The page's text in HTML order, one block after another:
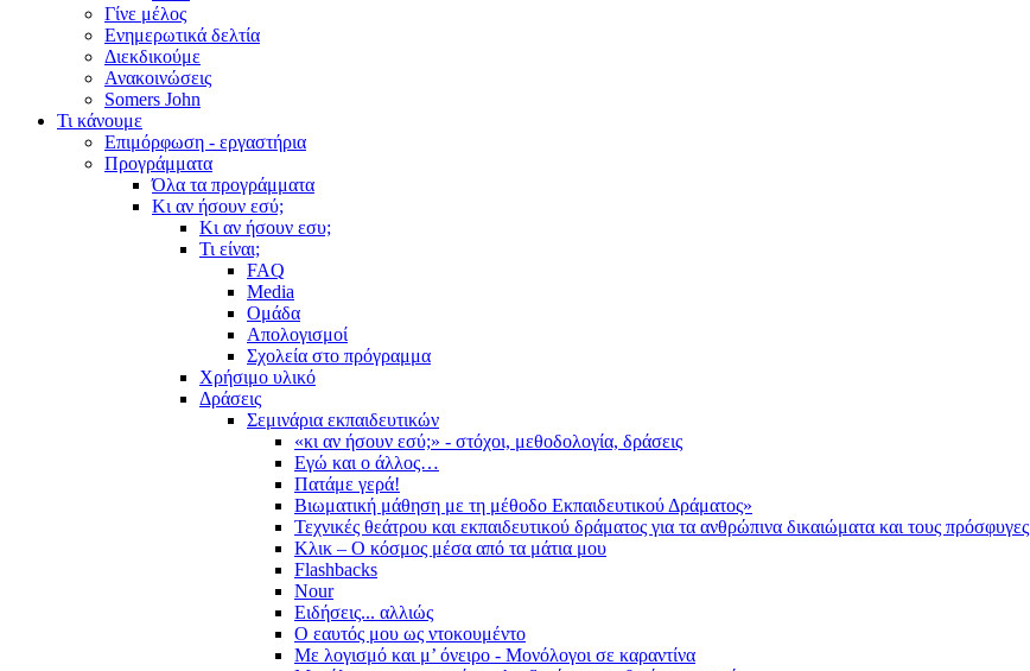
Γίνε μέλος
Ενημερωτικά δελτία
Διεκδικούμε
Ανακοινώσεις
Somers John
Τι κάνουμε
Επιμόρφωση - εργαστήρια
Προγράμματα
Όλα τα προγράμματα
Κι αν ήσουν εσύ;
Κι αν ήσουν εσυ;
Τι είναι;
FAQ
Media
Ομάδα
Απολογισμοί
Σχολεία στο πρόγραμμα
Χρήσιμο υλικό
Δράσεις
Σεμινάρια εκπαιδευτικών
«κι αν ήσουν εσύ;» - στόχοι, μεθοδολογία, δράσεις
Εγώ και ο άλλος…
Πατάμε γερά!
Βιωματική μάθηση με τη μέθοδο Εκπαιδευτικού Δράματος»
Τεχνικές θεάτρου και εκπαιδευτικού δράματος για τα ανθρώπινα δικαιώματα και τους πρόσφυγες
Κλικ – Ο κόσμος μέσα από τα μάτια μου
Flashbacks
Nour
Ειδήσεις... αλλιώς
Ο εαυτός μου ως ντοκουμέντο
Με λογισμό και μ’ όνειρο - Μονόλογοι σε καραντίνα